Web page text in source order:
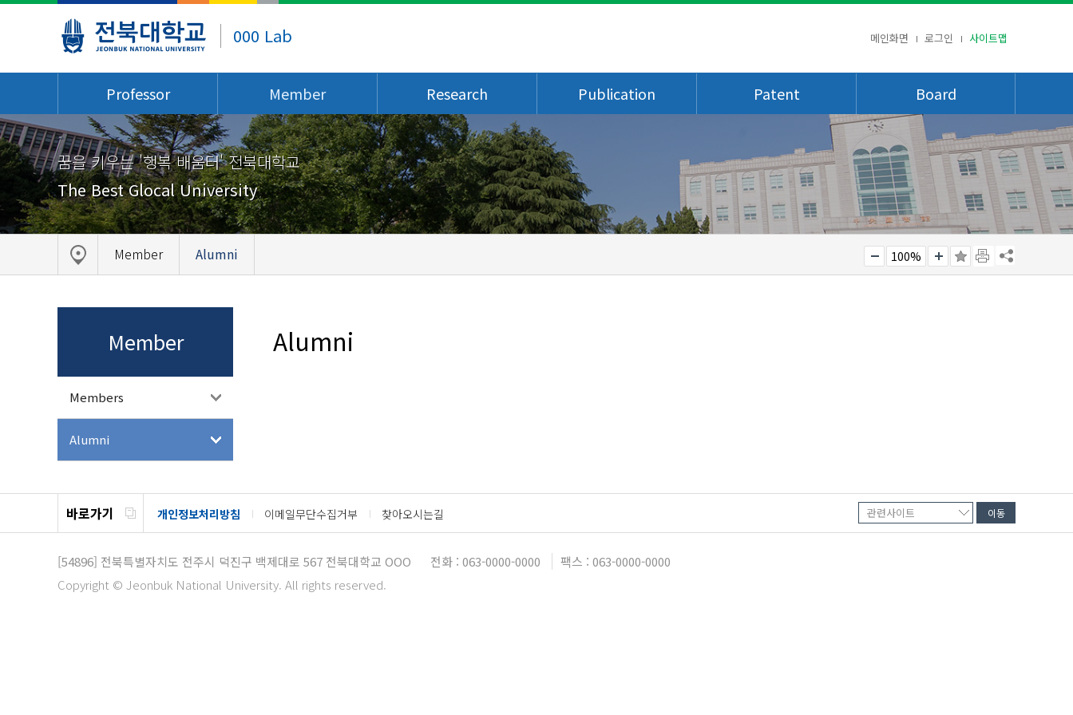
000 Lab 메인화면 로그인 사이트맵
Professor Member Research Publication Patent Board
꿈을 키우는 '행복 배움터' 전북대학교
The Best Glocal University
Member Alumni 100%
Member
Members
Alumni
Alumni
바로가기 개인정보처리방침 이메일무단수집거부 찾아오시는길
[54896] 전북특별자치도 전주시 덕진구 백제대로 567 전북대학교 OOO 전화 : 063-0000-0000
팩스 : 063-0000-0000
Copyright © Jeonbuk National University. All rights reserved.